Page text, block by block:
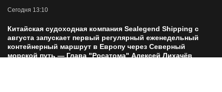
Сегодня 13:10
Китайская судоходная компания Sealegend Shipping с
августа запускает первый регулярный еженедельный
контейнерный маршрут в Европу через Северный
морской путь — Глава "Росатома" Алексей Лихачёв